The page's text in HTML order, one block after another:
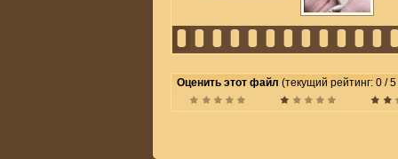
Оценить этот файл (текущий рейтинг: 0 /